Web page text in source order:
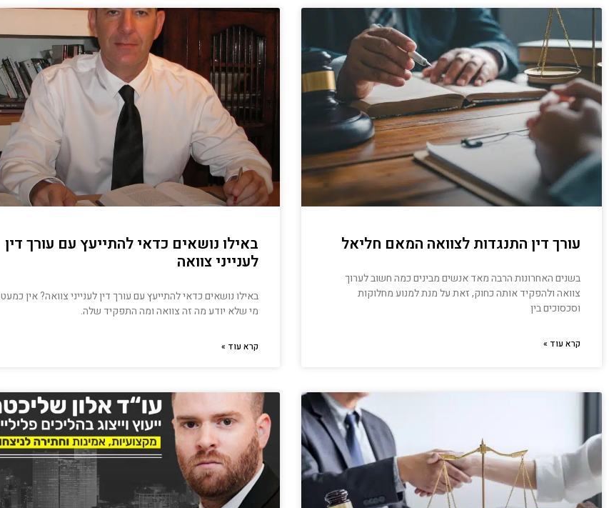
עורך דין התנגדות לצוואה המאם חליאל
בשנים האחרונות הרבה מאד אנשים מבינים כמה חשוב לערוך
צוואה ולהפקיד אותה כחוק, זאת על מנת למנוע מחלוקות
וסכסוכים בין
קרא עוד »
באילו נושאים כדאי להתייעץ עם עורך דין
לענייני צוואה
באילו נושאים כדאי להתייעץ עם עורך דין לענייני צוואה? אין כמעט
מי שלא יודע מה זה צוואה ומה התפקיד שלה.
קרא עוד »